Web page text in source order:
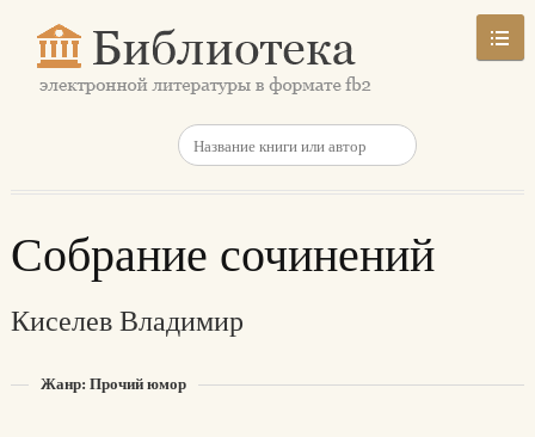
Собрание сочинений
Киселев Владимир
Жанр: Прочий юмор